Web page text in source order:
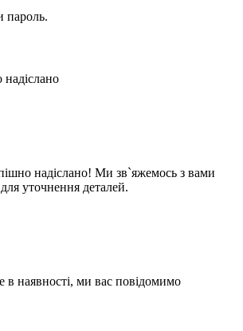
пароль.
надіслано! Ми зв`яжемось з вами
уточнення деталей.
в наявності, ми вас повідомимо